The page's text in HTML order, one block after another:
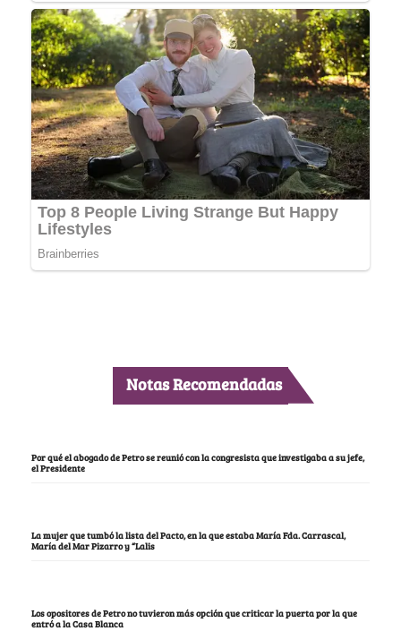
Notas Recomendadas
Por qué el abogado de Petro se reunió con la congresista que investigaba a su jefe,
el Presidente
La mujer que tumbó la lista del Pacto, en la que estaba María Fda. Carrascal,
María del Mar Pizarro y “Lalis
Los opositores de Petro no tuvieron más opción que criticar la puerta por la que
entró a la Casa Blanca